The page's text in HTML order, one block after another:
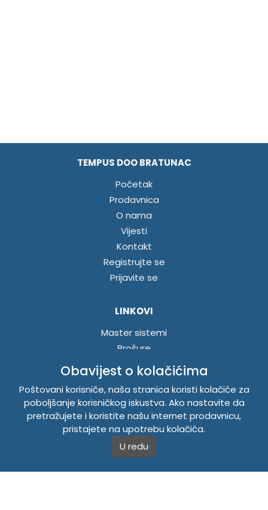
TEMPUS DOO BRATUNAC
Početak
Prodavnica
O nama
Vijesti
Kontakt
Registrujte se
Prijavite se
LINKOVI
Master sistemi
Brošure
Akcije
INFORMACIJE
Politika o kolačićima
Uslovi korištenja
Politika privatnosti
Obavijest o kolačićima
Poštovani korisniče, naša stranica koristi kolačiće za
poboljšanje korisničkog iskustva. Ako nastavite da
pretražujete i koristite našu internet prodavnicu,
pristajete na upotrebu kolačića.
U redu